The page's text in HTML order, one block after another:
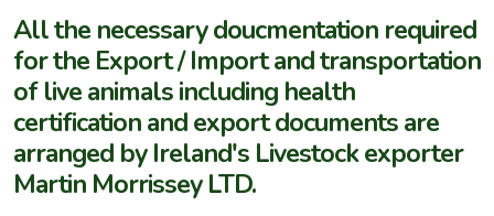
All the necessary doucmentation required
for the Export / Import and transportation
of live animals including health
certification and export documents are
arranged by Ireland's Livestock exporter
Martin Morrissey LTD.